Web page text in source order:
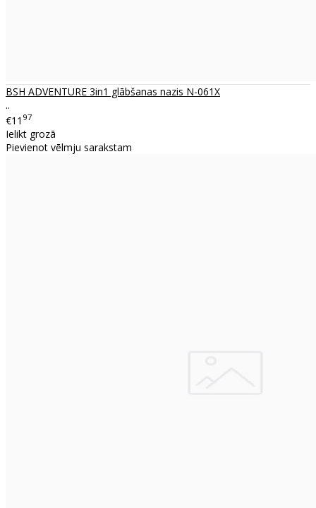
BSH ADVENTURE 3in1 glābšanas nazis N-061X
..
€11 97
Ielikt grozā
Pievienot vēlmju sarakstam